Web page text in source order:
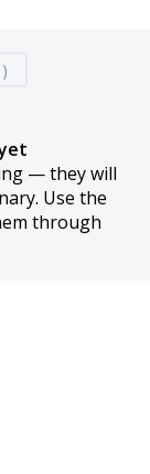
— they will
Use the
through